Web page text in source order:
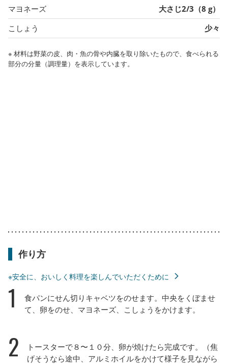
マヨネーズ
大さじ2/3（8 g）
こしょう
少々
※ 材料は野菜の皮、肉・魚の骨や内臓を取り除いたもので、食べられる
部分の分量（調理量）を表示しています。
作り方
※安全に、おいしく料理を楽しんでいただくために
1
食パンにせん切りキャベツをのせます。中央をくぼませ
て、卵をのせ、マヨネーズ、こしょうをかけます。
2
トースターで８〜１０分、卵が焼けたら完成です。（焦
げそうなら途中、アルミホイルをかけて様子を見ながら